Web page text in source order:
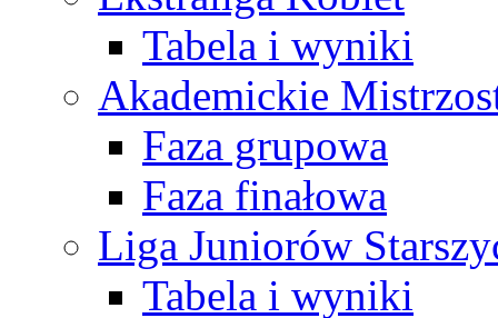
Tabela i wyniki
Akademickie
Faza grupowa
Faza finałowa
Liga Juniorów
Tabela i wyniki